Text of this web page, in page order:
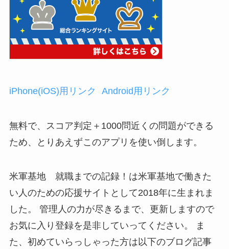
iPhone(iOS)用リンク Android用リンク
無料で、スコア判定＋1000問近くの問題ができる
ため、とりあえずこのアプリを使い倒します。
米軍基地 就職までの記録！は米軍基地で働きた
い人のための応援サイトとして2018年に生まれま
した。 管理人の力が尽きるまで、更新しますので
お気に入り登録を是非していってください。 ま
た、初めていらっしゃった方は以下のブログ記事